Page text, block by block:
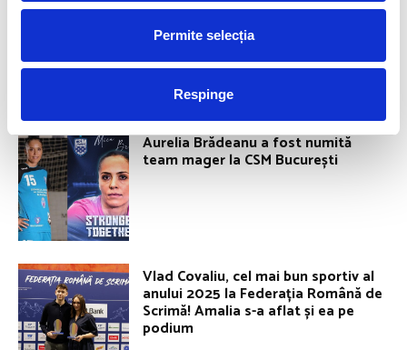
Permite selecția
Respinge
ROMANIA FOR GOLD
Aurelia Brădeanu a fost numită
team mager la CSM București
Vlad Covaliu, cel mai bun sportiv al
anului 2025 la Federația Română de
Scrimă! Amalia s-a aflat și ea pe
podium